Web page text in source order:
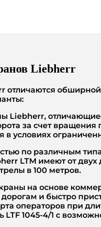
Liebherr
Liebherr,
за счет вращения
условиях
по различным
LTM имеют от
в 100 метров.
на основе
и быстро
операторов при
1045-4/1 c